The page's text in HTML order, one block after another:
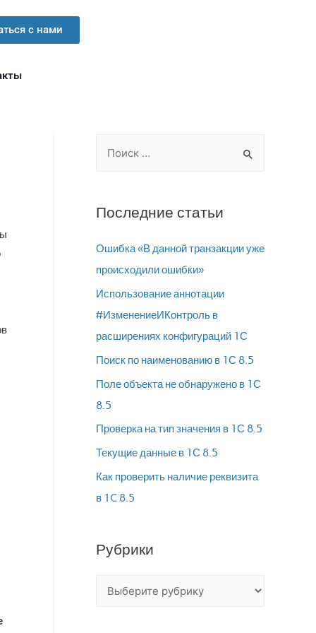
с нами
Последние статьи
Ошибка «В данной транзакции уже
происходили ошибки»
Использование аннотации
#ИзменениеИКонтроль в
расширениях конфигураций 1С
Поиск по наименованию в 1С 8.5
Поле объекта не обнаружено в 1С
8.5
Проверка на тип значения в 1С 8.5
Текущие данные в 1С 8.5
Как проверить наличие реквизита
в 1C 8.5
Рубрики